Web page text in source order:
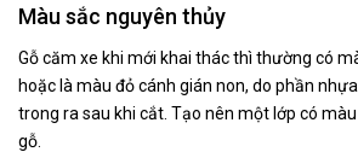
Màu sắc nguyên thủy
Gỗ căm xe khi mới khai thác thì thường có
hoặc là màu đỏ cánh gián non, do phần
trong ra sau khi cắt. Tạo nên một lớp có
gỗ.